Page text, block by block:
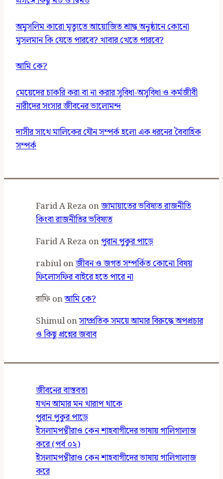
অমুসলিম কারো মৃত্যুতে আয়োজিত শ্রাদ্ধ অনুষ্ঠানে কোনো
মুসলমান কি যেতে পারবে? খাবার খেতে পারবে?
আমি কে?
মেয়েদের চাকরি করা বা না করার সুবিধা-অসুবিধা ও কর্মজীবী
নারীদের সংসার জীবনের ভালোমন্দ
দাসীর সাথে মালিকের যৌন সম্পর্ক হলো এক ধরনের বৈবাহিক
সম্পর্ক
Farid A Reza onজামায়াতের ভবিষ্যত রাজনীতি
কিংবা রাজনীতির ভবিষ্যত
Farid A Reza onপুরান পুকুর পাড়ে
rabiulonজীবন ও জগত সম্পর্কিত কোনো বিষয়
ফিলোসফির বাইরে হতে পারে না
রাফিonআমি কে?
Shimulonসাম্প্রতিক সময়ে আমার বিরুদ্ধে অপপ্রচার
ও কিছু প্রশ্নের জবাব
জীবনের বাস্তবতা
যখন আমার মন খারাপ থাকে
পুরান পুকুর পাড়ে
ইসলামপন্থীরাও কেন শাহবাগীদের ভাষায় গালিগালাজ
করে (পর্ব ০২)
ইসলামপন্থীরাও কেন শাহবাগীদের ভাষায় গালিগালাজ
করে